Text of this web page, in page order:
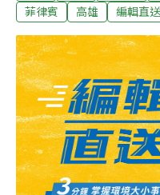
3.65億元 屏東2.43億元
晚5時止，農業產物及民
元，屏東占2億4317萬元
菲律賓
高雄 編輯直送